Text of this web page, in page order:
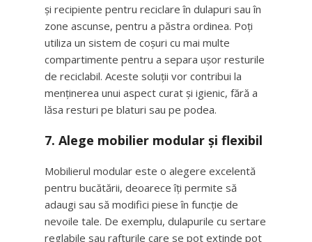
și recipiente pentru reciclare în dulapuri sau în
zone ascunse, pentru a păstra ordinea. Poți
utiliza un sistem de coșuri cu mai multe
compartimente pentru a separa ușor resturile
de reciclabil. Aceste soluții vor contribui la
menținerea unui aspect curat și igienic, fără a
lăsa resturi pe blaturi sau pe podea.
7. Alege mobilier modular și flexibil
Mobilierul modular este o alegere excelentă
pentru bucătării, deoarece îți permite să
adaugi sau să modifici piese în funcție de
nevoile tale. De exemplu, dulapurile cu sertare
reglabile sau rafturile care se pot extinde pot